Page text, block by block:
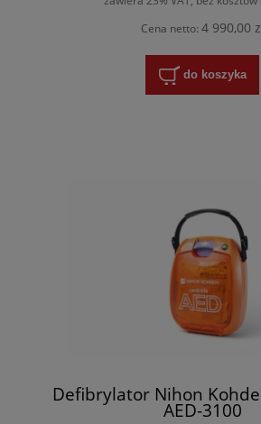
Cena netto: 4 990,00
do koszyka
Defibrylator Nihon
AED-3100